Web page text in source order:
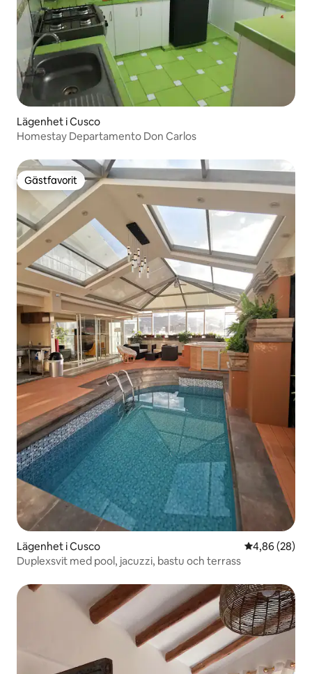
Lägenhet i Cusco
Homestay Departamento Don Carlos
Gästfavorit
Gästfavorit
Lägenhet i Cusco 4,86 av 5 i
4,86 (28)
Duplexsvit med pool, jacuzzi, bastu och terrass